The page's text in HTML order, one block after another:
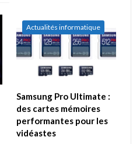
Actualités informatique
Samsung Pro Ultimate :
des cartes mémoires
performantes pour les
vidéastes